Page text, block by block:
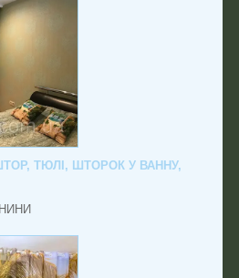
ТЮЛІ, ШТОРОК У ВАННУ,